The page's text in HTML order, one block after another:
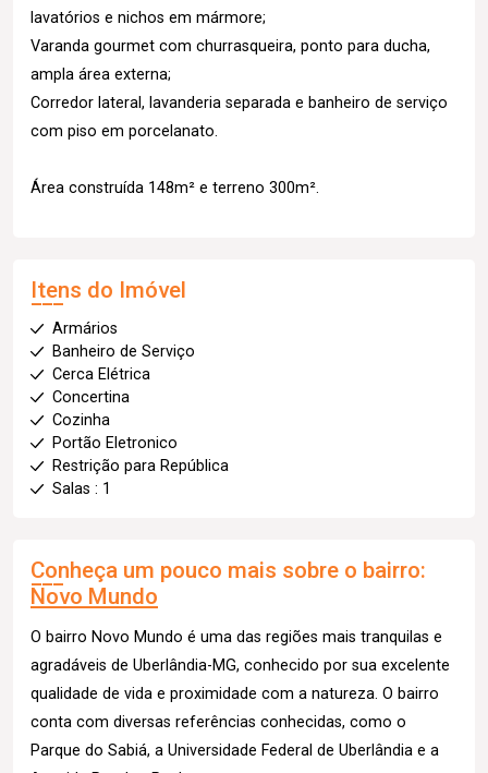
lavatórios e nichos em mármore;
Varanda gourmet com churrasqueira, ponto para ducha,
ampla área externa;
Corredor lateral, lavanderia separada e banheiro de serviço
com piso em porcelanato.
Área construída 148m² e terreno 300m².
Itens do Imóvel
Armários
Banheiro de Serviço
Cerca Elétrica
Concertina
Cozinha
Portão Eletronico
Restrição para República
Salas : 1
Conheça um pouco mais sobre o bairro:
Novo Mundo
O bairro Novo Mundo é uma das regiões mais tranquilas e
agradáveis de Uberlândia-MG, conhecido por sua excelente
qualidade de vida e proximidade com a natureza. O bairro
conta com diversas referências conhecidas, como o
Parque do Sabiá, a Universidade Federal de Uberlândia e a